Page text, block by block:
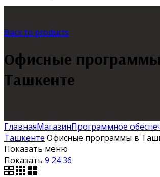
Back to products
Офисные
Ташкенте
ГлавнаяМагазинПрограммное
Ташкенте Офисные программы в
Показать меню
Показать 9 2436